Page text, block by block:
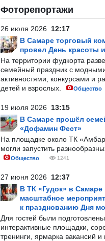
Фоторепортажи
26 июля 2026 12:17
В Самаре торговый
провел День красоты
На территории фудкорта
семейный праздник с
активностями, конкурсами и
детей и взрослых.
Общество
19 июля 2026 13:15
В Самаре прошёл
«Дофамин Фест»
На площадке около ТК
могли запустить
Общество 1241
27 июня 2026 12:37
В ТК «Гудок» в Самаре
масштабное
к празднованию Дня
Для гостей были
интерактивные площадки,
тренинги, ярмарка вакансий и